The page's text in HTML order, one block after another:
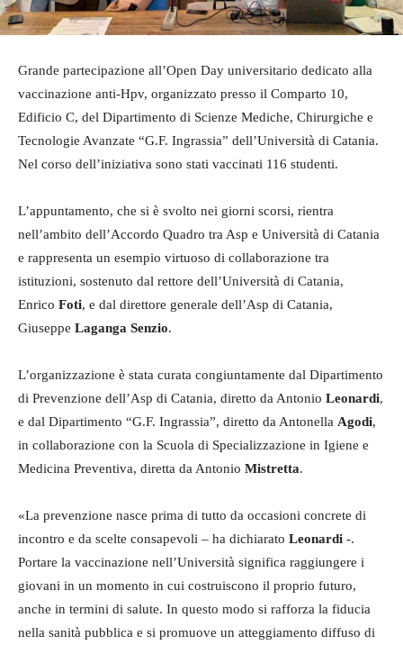
Grande partecipazione all’Open Day universitario dedicato alla
vaccinazione anti-Hpv, organizzato presso il Comparto 10,
Edificio C, del Dipartimento di Scienze Mediche, Chirurgiche e
Tecnologie Avanzate “G.F. Ingrassia” dell’Università di Catania.
Nel corso dell’iniziativa sono stati vaccinati 116 studenti.
L’appuntamento, che si è svolto nei giorni scorsi, rientra
nell’ambito dell’Accordo Quadro tra Asp e Università di Catania
e rappresenta un esempio virtuoso di collaborazione tra
istituzioni, sostenuto dal rettore dell’Università di Catania,
Enrico Foti, e dal direttore generale dell’Asp di Catania,
Giuseppe Laganga Senzio.
L’organizzazione è stata curata congiuntamente dal Dipartimento
di Prevenzione dell’Asp di Catania, diretto da Antonio Leonardi,
e dal Dipartimento “G.F. Ingrassia”, diretto da Antonella Agodi,
in collaborazione con la Scuola di Specializzazione in Igiene e
Medicina Preventiva, diretta da Antonio Mistretta.
«La prevenzione nasce prima di tutto da occasioni concrete di
incontro e da scelte consapevoli – ha dichiarato Leonardi -.
Portare la vaccinazione nell’Università significa raggiungere i
giovani in un momento in cui costruiscono il proprio futuro,
anche in termini di salute. In questo modo si rafforza la fiducia
nella sanità pubblica e si promuove un atteggiamento diffuso di